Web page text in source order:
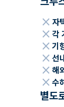
close 자
close 각
close 기
close 선
close 해
close 수
별도